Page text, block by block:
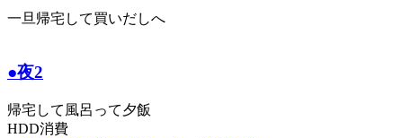
一旦帰宅して買いだしへ
●夜2
帰宅して風呂って夕飯
HDD消費